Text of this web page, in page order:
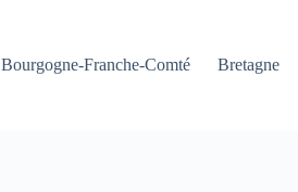
Bourgogne-Franche-Comté Bretagne